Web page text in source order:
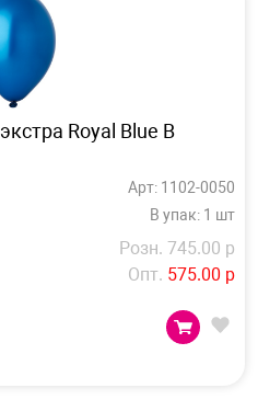
Royal Blue B
Арт: 1102-0050
В упак: 1 шт
Розн. 745.00 р
Опт. 575.00 р